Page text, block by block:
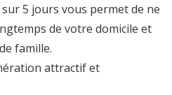
5 jours vous permet de ne
de votre domicile et
famille.
attractif et